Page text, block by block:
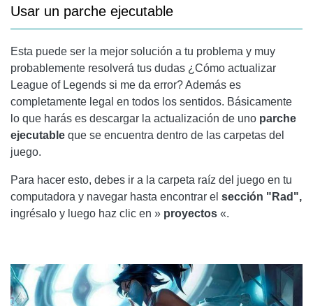
Usar un parche ejecutable
Esta puede ser la mejor solución a tu problema y muy
probablemente resolverá tus dudas ¿Cómo actualizar
League of Legends si me da error? Además es
completamente legal en todos los sentidos. Básicamente
lo que harás es descargar la actualización de uno parche
ejecutable que se encuentra dentro de las carpetas del
juego.
Para hacer esto, debes ir a la carpeta raíz del juego en tu
computadora y navegar hasta encontrar el sección "Rad",
ingrésalo y luego haz clic en » proyectos «.